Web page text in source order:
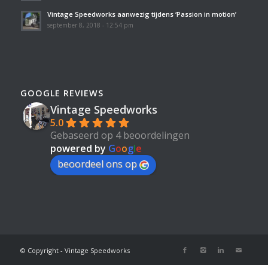
Vintage Speedworks aanwezig tijdens ‘Passion in motion’
september 8, 2018 - 12:54 pm
GOOGLE REVIEWS
Vintage Speedworks
5.0
Gebaseerd op 4 beoordelingen
powered by Google
beoordeel ons op
© Copyright - Vintage Speedworks